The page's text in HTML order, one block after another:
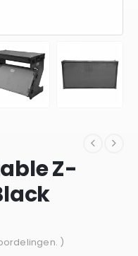
Z-
)